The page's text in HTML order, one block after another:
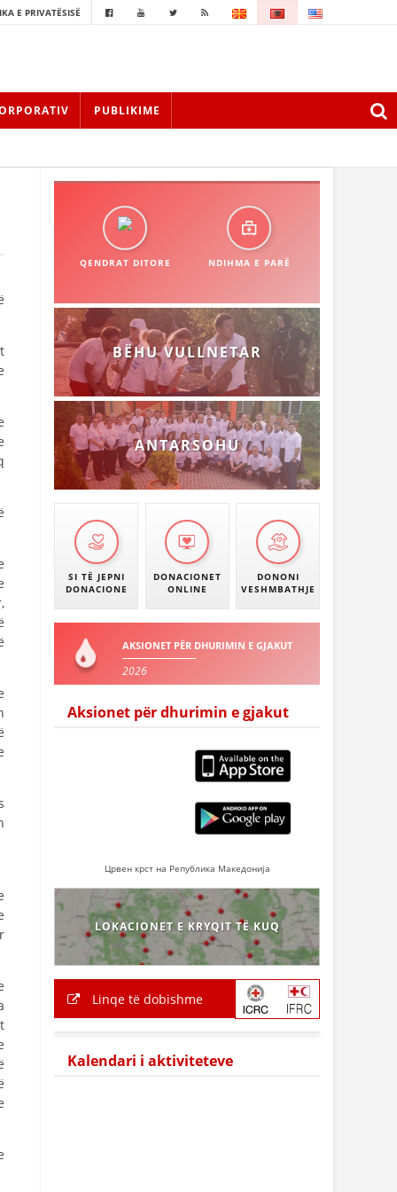
E PRIVATËSISË
PUBLIKIME
QENDRAT DITORE NDIHMA E PARË
BËHU VULLNETAR
ANTARSOHU
SI TË JEPNI
DONACIONE
DONACIONET
ONLINE
DONONI
VESHMBATHJE
AKSIONET PËR DHURIMIN E GJAKUT
2026
Aksionet për dhurimin e gjakut
Црвен крст на Република Македонија
LOKACIONET E KRYQIT TË KUQ
Linqe të dobishme
Kalendari i aktiviteteve